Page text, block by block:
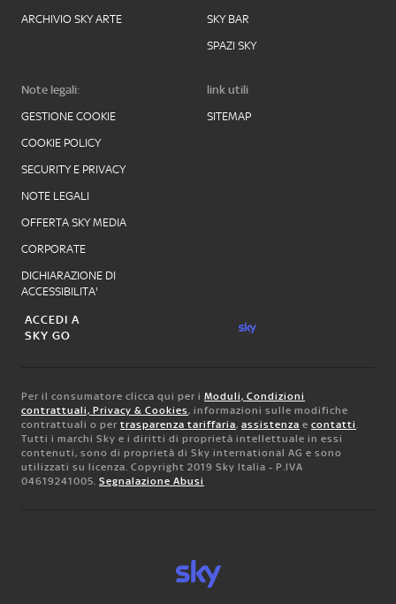
ARCHIVIO SKY ARTE
SKY BAR
SPAZI SKY
Note legali:
GESTIONE COOKIE
COOKIE POLICY
SECURITY E PRIVACY
NOTE LEGALI
OFFERTA SKY MEDIA
CORPORATE
DICHIARAZIONE DI
ACCESSIBILITA'
link utili
SITEMAP
ACCEDI A
SKY GO
Per il consumatore clicca qui per i Moduli, Condizioni
contrattuali, Privacy & Cookies, informazioni sulle modifiche
contrattuali o per trasparenza tariffaria, assistenza e contatti.
Tutti i marchi Sky e i diritti di proprietà intellettuale in essi
contenuti, sono di proprietà di Sky international AG e sono
utilizzati su licenza. Copyright 2019 Sky Italia - P.IVA
04619241005. Segnalazione Abusi